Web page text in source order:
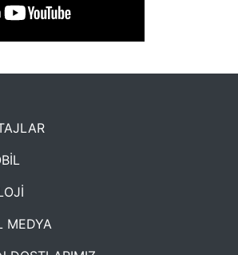
Etkinliği
MEDYA